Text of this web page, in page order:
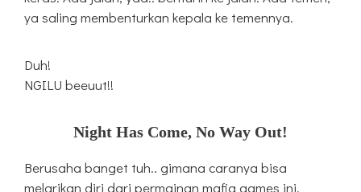
ya saling membenturkan kepala ke temennya.
Duh!
NGILU beeuut!!
Night Has Come, No Way Out!
Berusaha banget tuh.. gimana caranya bisa
melarikan diri dari permainan mafia games ini.